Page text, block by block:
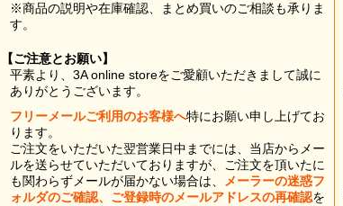
※商品の説明や在庫確認、まとめ買いのご相談も承りま
す。
【ご注意とお願い】
平素より、3A online storeをご愛顧いただきまして誠に
ありがとうございます。
フリーメールご利用のお客様へ特にお願い申し上げてお
ります。
ご注文をいただいた翌営業日中までには、当店からメー
ルを送らせていただいておりますが、ご注文を頂いたに
も関わらずメールが届かない場合は、
メーラーの迷惑フ
ォルダのご確認、ご登録時のメールアドレスの再確認を